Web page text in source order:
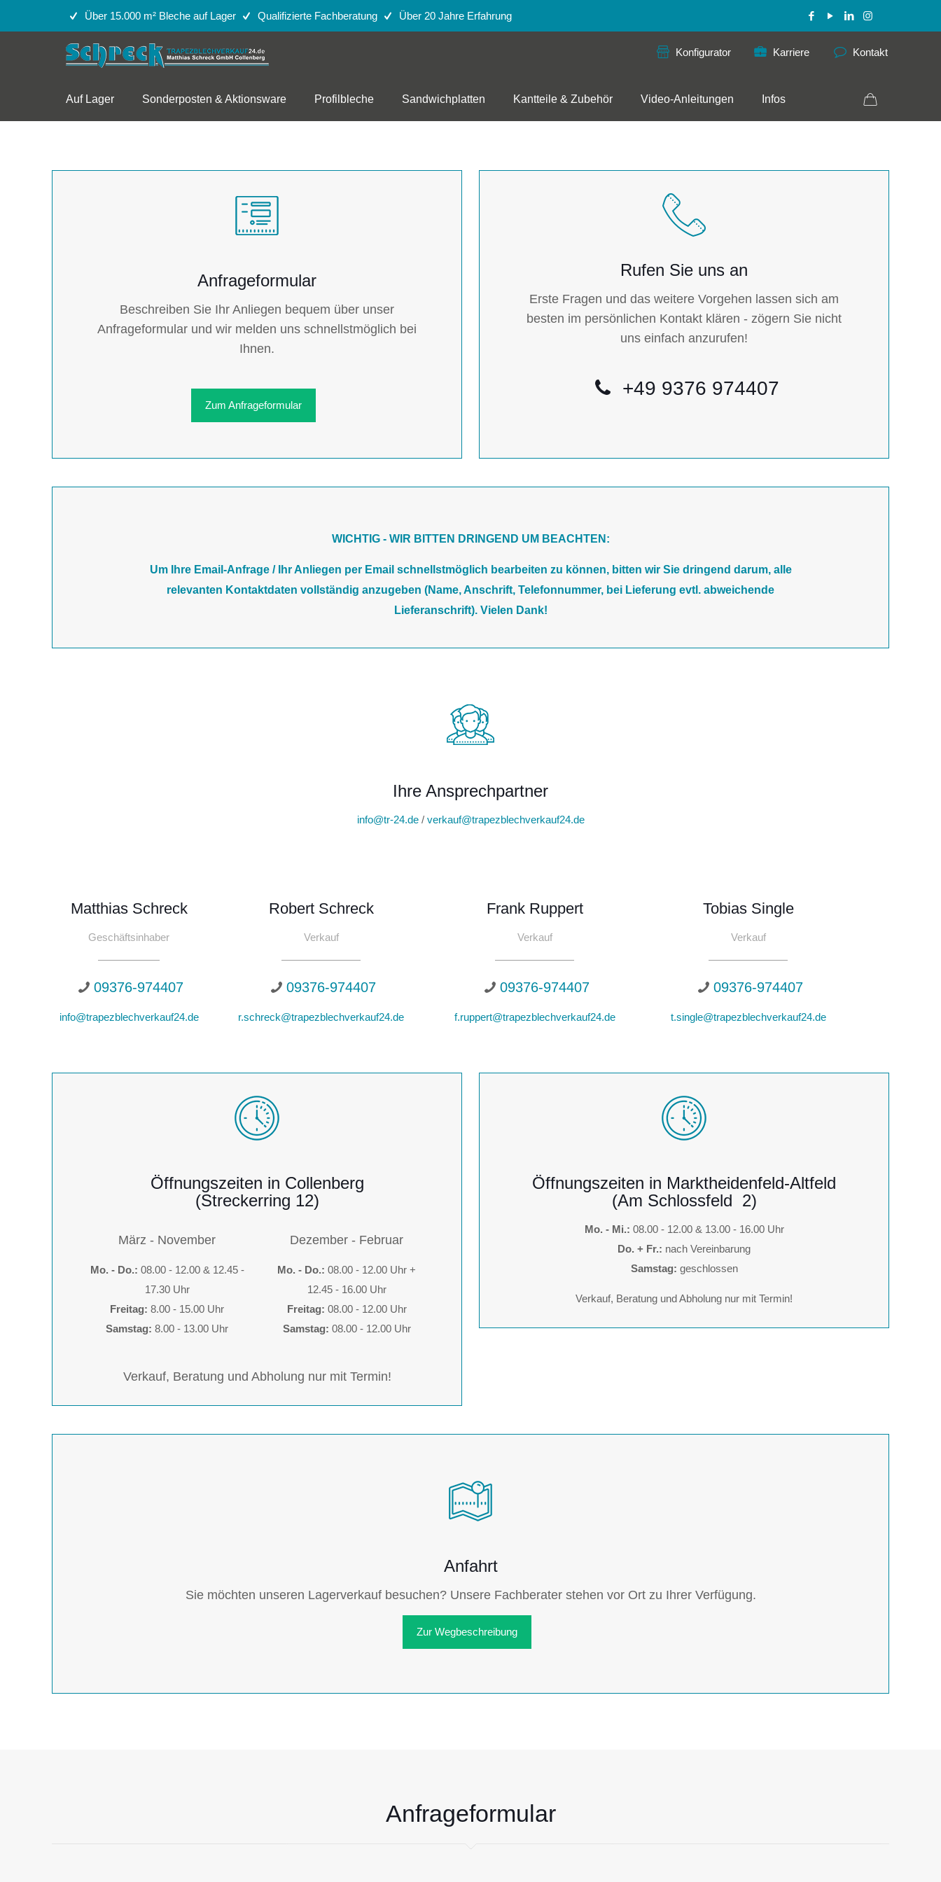
Über 15.000 m² Bleche auf Lager Qualifizierte Fachberatung Über 20 Jahre Erfahrung
Auf Lager Sonderposten & Aktionsware Profilbleche Sandwichplatten Kantteile & Zubehör Video-Anleitungen Infos
Konfigurator Karriere Kontakt
Anfrageformular
Beschreiben Sie Ihr Anliegen bequem über unser
Anfrageformular und wir melden uns schnellstmöglich bei
Ihnen.
Zum Anfrageformular
Rufen Sie uns an
Erste Fragen und das weitere Vorgehen lassen sich am
besten im persönlichen Kontakt klären - zögern Sie nicht
uns einfach anzurufen!
+49 9376 974407
WICHTIG - WIR BITTEN DRINGEND UM BEACHTEN:
Um Ihre Email-Anfrage / Ihr Anliegen per Email schnellstmöglich bearbeiten zu können, bitten wir Sie dringend darum, alle
relevanten Kontaktdaten vollständig anzugeben (Name, Anschrift, Telefonnummer, bei Lieferung evtl. abweichende
Lieferanschrift). Vielen Dank!
Ihre Ansprechpartner
info@tr-24.de/ verkauf@trapezblechverkauf24.de
Matthias Schreck
Geschäftsinhaber
09376-974407
info@trapezblechverkauf24.de
Robert Schreck
Verkauf
09376-974407
r.schreck@trapezblechverkauf24.de
Frank Ruppert
Verkauf
09376-974407
f.ruppert@trapezblechverkauf24.de
Tobias Single
Verkauf
09376-974407
t.single@trapezblechverkauf24.de
Öffnungszeiten in Collenberg
(Streckerring 12)
März - November
Mo. - Do.: 08.00 - 12.00 & 12.45 -
17.30 Uhr
Freitag:8.00 - 15.00 Uhr
Samstag:8.00 - 13.00 Uhr
Dezember - Februar
Mo. - Do.:08.00 - 12.00 Uhr +
12.45 - 16.00 Uhr
Freitag: 08.00 - 12.00 Uhr
Samstag: 08.00 - 12.00 Uhr
Verkauf, Beratung und Abholung nur mit Termin!
Öffnungszeiten in Marktheidenfeld-Altfeld
(Am Schlossfeld 2)
Mo. - Mi.: 08.00 - 12.00 & 13.00 - 16.00 Uhr
Do. + Fr.: nach Vereinbarung
Samstag: geschlossen
Verkauf, Beratung und Abholung nur mit Termin!
Anfahrt
Sie möchten unseren Lagerverkauf besuchen? Unsere Fachberater stehen vor Ort zu Ihrer Verfügung.
Zur Wegbeschreibung
Anfrageformular